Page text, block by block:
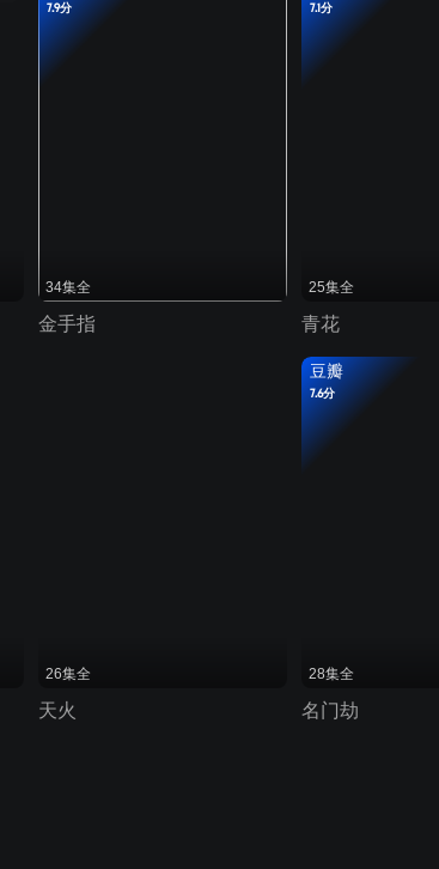
7.9分
34集全
金手指
7.1分
25集全
青花
26集全
天火
豆瓣
7.6分
28集全
名门劫